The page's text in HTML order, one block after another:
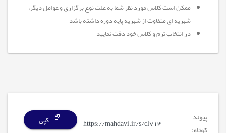
ممکن است کلاس مورد نظر شما به علت نوع برگزاری و عوامل دیگر،
شهریه ای متفاوت از شهریه پایه دوره داشته باشد
در انتخاب ترم و کلاس خود دقت نمایید
پیوند
کوتاه:
کپی